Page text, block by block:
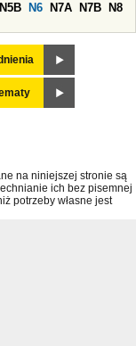
N5B N6 N7A N7B
N8
na niniejszej stronie są
ich bez pisemnej
potrzeby własne jest